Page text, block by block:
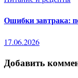
Ошибки завтрака:
17.06.2026
Добавить